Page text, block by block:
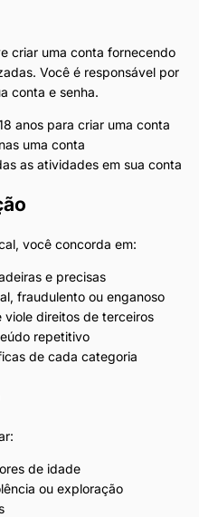
criar uma conta fornecendo
Você é responsável por
conta e senha.
anos para criar uma conta
uma conta
as atividades em sua conta
você concorda em:
e precisas
fraudulento ou enganoso
direitos de terceiros
repetitivo
de cada categoria
de idade
ou exploração